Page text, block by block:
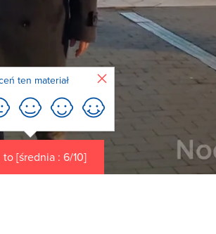
[średnia : 6/10]
ten materiał Zamknij